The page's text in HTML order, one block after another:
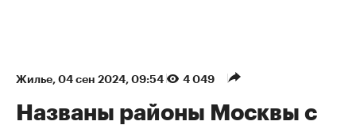
Жилье⁠, 04 сен 2024, 09:54 4 049
Названы районы Москвы с